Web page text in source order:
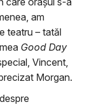
am
teatru – tatăl
Good Day
Vincent,
Morgan.